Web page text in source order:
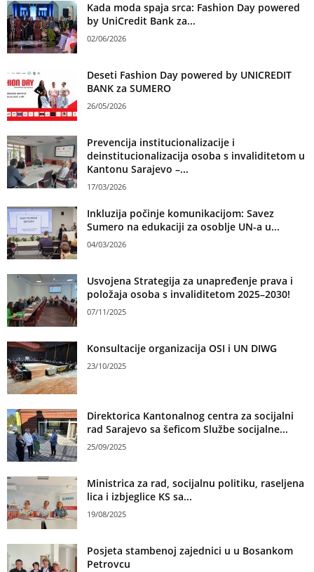
Kada moda spaja srca: Fashion Day powered
by UniCredit Bank za...
02/06/2026
Deseti Fashion Day powered by UNICREDIT
BANK za SUMERO
26/05/2026
Prevencija institucionalizacije i
deinstitucionalizacija osoba s invaliditetom u
Kantonu Sarajevo –...
17/03/2026
Inkluzija počinje komunikacijom: Savez
Sumero na edukaciji za osoblje UN-a u...
04/03/2026
Usvojena Strategija za unapređenje prava i
položaja osoba s invaliditetom 2025–2030!
07/11/2025
Konsultacije organizacija OSI i UN DIWG
23/10/2025
Direktorica Kantonalnog centra za socijalni
rad Sarajevo sa šeficom Službe socijalne...
25/09/2025
Ministrica za rad, socijalnu politiku, raseljena
lica i izbjeglice KS sa...
19/08/2025
Posjeta stambenoj zajednici u u Bosankom
Petrovcu